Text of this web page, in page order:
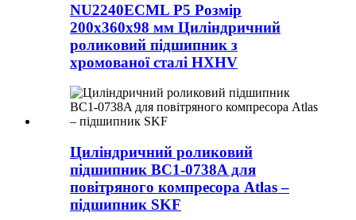
NU2240ECML P5 Розмір
200x360x98 мм Циліндричний
роликовий підшипник з
хромованої сталі HXHV
Циліндричний роликовий
підшипник BC1-0738A для
повітряного компресора Atlas –
підшипник SKF